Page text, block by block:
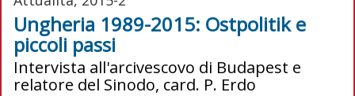
Ungheria 1989-2015: Ostpolitik e
piccoli passi
Intervista all'arcivescovo di Budapest e
relatore del Sinodo, card. P. Erdo